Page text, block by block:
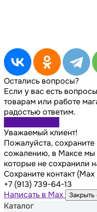
Остались вопросы?
Если у вас есть
товарам или работе
радостью ответим.
Уважаемый клиент!
Пожалуйста,
сожалению, в Максе мы
которые не сохранили
Сохраните контакт
+7 (913) 739-64-13
Написать в Max
Закрыть
Каталог